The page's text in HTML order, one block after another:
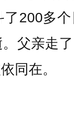
200多
父亲走
同在。